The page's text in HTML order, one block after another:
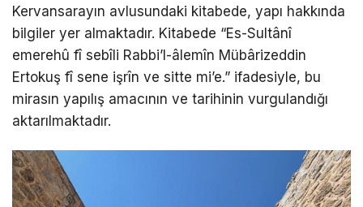
Kervansarayın avlusundaki kitabede, yapı hakkında
bilgiler yer almaktadır. Kitabede “Es-Sultânî
emerehû fî sebîli Rabbi’l-âlemîn Mübârizeddin
Ertokuş fî sene işrîn ve sitte mi’e.” ifadesiyle, bu
mirasın yapılış amacının ve tarihinin vurgulandığı
aktarılmaktadır.